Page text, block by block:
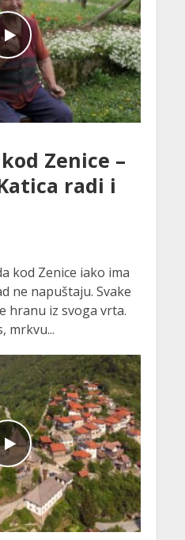
Zenice –
radi i
kod Zenice iako ima
ne napuštaju. Svake
hranu iz svoga vrta.
mrkvu...